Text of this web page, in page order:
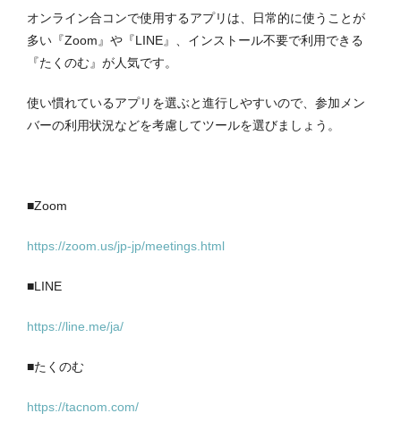
オンライン合コンで使用するアプリは、日常的に使うことが
多い『Zoom』や『LINE』、インストール不要で利用できる
『たくのむ』が人気です。
使い慣れているアプリを選ぶと進行しやすいので、参加メン
バーの利用状況などを考慮してツールを選びましょう。
■Zoom
https://zoom.us/jp-jp/meetings.html
■LINE
https://line.me/ja/
■たくのむ
https://tacnom.com/